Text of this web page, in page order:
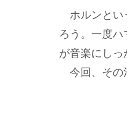
ホルンとい
ろう。一度
が音楽にしっ
今回、その